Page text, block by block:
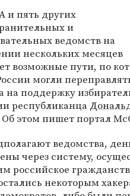
и пять других
и
ведомств на
нескольких месяцев
возможные пути, по
могли
на поддержку
республиканца
Об этом пишет портал
ведомства,
через систему,
российское
некоторым